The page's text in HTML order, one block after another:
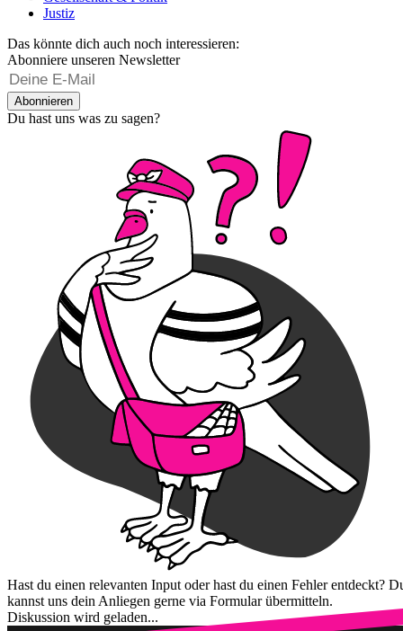
Justiz
Das könnte dich auch noch interessieren:
Abonniere unseren Newsletter
Abonnieren
Du hast uns was zu sagen?
Hast du einen relevanten Input oder hast du einen Fehler entdeckt?
kannst uns dein Anliegen gerne via Formular übermitteln.
Diskussion wird geladen...